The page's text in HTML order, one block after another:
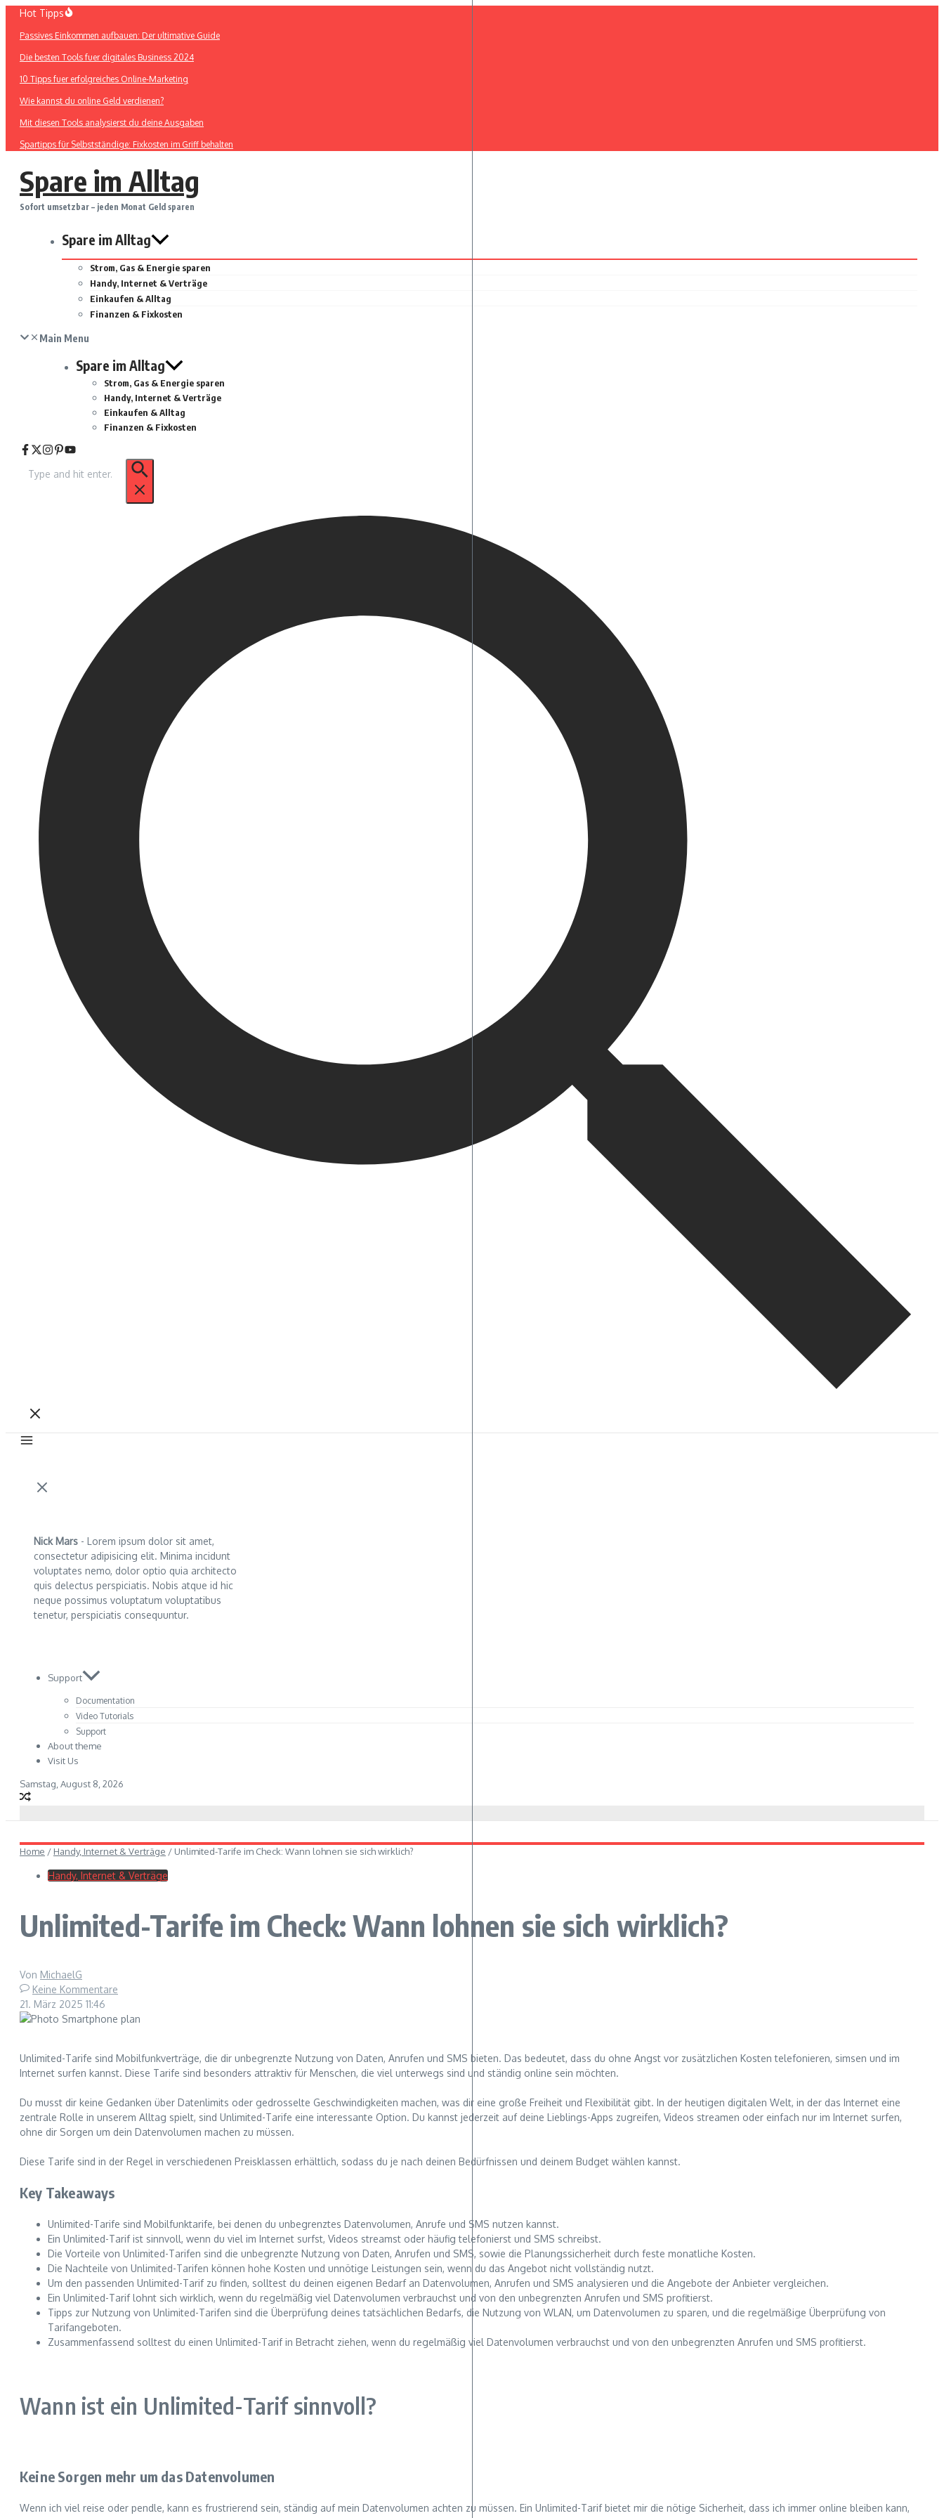
Zum
springen
Hot Tipps
Passives Einkommen aufbauen: Der ultimative Guide
Die besten Tools fuer digitales Business 2024
10 Tipps fuer erfolgreiches Online-Marketing
Wie kannst du online Geld verdienen?
Mit diesen Tools analysierst du deine Ausgaben
Spartipps für Selbstständige: Fixkosten im Griff behalten
Spare im Alltag
Sofort umsetzbar – jeden Monat Geld sparen
Spare im Alltag
Strom, Gas & Energie sparen
Handy, Internet & Verträge
Einkaufen & Alltag
Finanzen & Fixkosten
Main Menu
Spare im Alltag
Strom, Gas & Energie sparen
Handy, Internet & Verträge
Einkaufen & Alltag
Finanzen & Fixkosten
nach:
Nick Mars - Lorem ipsum dolor sit amet,
consectetur adipisicing elit. Minima incidunt
voluptates nemo, dolor optio quia architecto
quis delectus perspiciatis. Nobis atque id hic
neque possimus voluptatum voluptatibus
tenetur, perspiciatis consequuntur.
Support
Documentation
Video Tutorials
Support
About theme
Visit Us
Samstag, August 8, 2026
Home / Handy, Internet & Verträge / Unlimited-Tarife im Check: Wann lohnen sie sich wirklich?
Handy, Internet & Verträge
Unlimited-Tarife im Check: Wann lohnen sie sich wirklich?
Von MichaelG
Keine Kommentare
21. März 2025 11:46
Unlimited-Tarife sind Mobilfunkverträge, die dir unbegrenzte Nutzung von Daten, Anrufen und SMS bieten. Das bedeutet, dass du ohne Angst vor zusätzlichen Kosten telefonieren, simsen und im
Internet surfen kannst. Diese Tarife sind besonders attraktiv für Menschen, die viel unterwegs sind und ständig online sein möchten.
Du musst dir keine Gedanken über Datenlimits oder gedrosselte Geschwindigkeiten machen, was dir eine große Freiheit und Flexibilität gibt. In der heutigen digitalen Welt, in der das Internet eine
zentrale Rolle in unserem Alltag spielt, sind Unlimited-Tarife eine interessante Option. Du kannst jederzeit auf deine Lieblings-Apps zugreifen, Videos streamen oder einfach nur im Internet surfen,
ohne dir Sorgen um dein Datenvolumen machen zu müssen.
Diese Tarife sind in der Regel in verschiedenen Preisklassen erhältlich, sodass du je nach deinen Bedürfnissen und deinem Budget wählen kannst.
Key Takeaways
Unlimited-Tarife sind Mobilfunktarife, bei denen du unbegrenztes Datenvolumen, Anrufe und SMS nutzen kannst.
Ein Unlimited-Tarif ist sinnvoll, wenn du viel im Internet surfst, Videos streamst oder häufig telefonierst und SMS schreibst.
Die Vorteile von Unlimited-Tarifen sind die unbegrenzte Nutzung von Daten, Anrufen und SMS, sowie die Planungssicherheit durch feste monatliche Kosten.
Die Nachteile von Unlimited-Tarifen können hohe Kosten und unnötige Leistungen sein, wenn du das Angebot nicht vollständig nutzt.
Um den passenden Unlimited-Tarif zu finden, solltest du deinen eigenen Bedarf an Datenvolumen, Anrufen und SMS analysieren und die Angebote der Anbieter vergleichen.
Ein Unlimited-Tarif lohnt sich wirklich, wenn du regelmäßig viel Datenvolumen verbrauchst und von den unbegrenzten Anrufen und SMS profitierst.
Tipps zur Nutzung von Unlimited-Tarifen sind die Überprüfung deines tatsächlichen Bedarfs, die Nutzung von WLAN, um Datenvolumen zu sparen, und die regelmäßige Überprüfung von
Tarifangeboten.
Zusammenfassend solltest du einen Unlimited-Tarif in Betracht ziehen, wenn du regelmäßig viel Datenvolumen verbrauchst und von den unbegrenzten Anrufen und SMS profitierst.
Wann ist ein Unlimited-Tarif sinnvoll?
Keine Sorgen mehr um das Datenvolumen
Wenn ich viel reise oder pendle, kann es frustrierend sein, ständig auf mein Datenvolumen achten zu müssen. Ein Unlimited-Tarif bietet mir die nötige Sicherheit, dass ich immer online bleiben kann,